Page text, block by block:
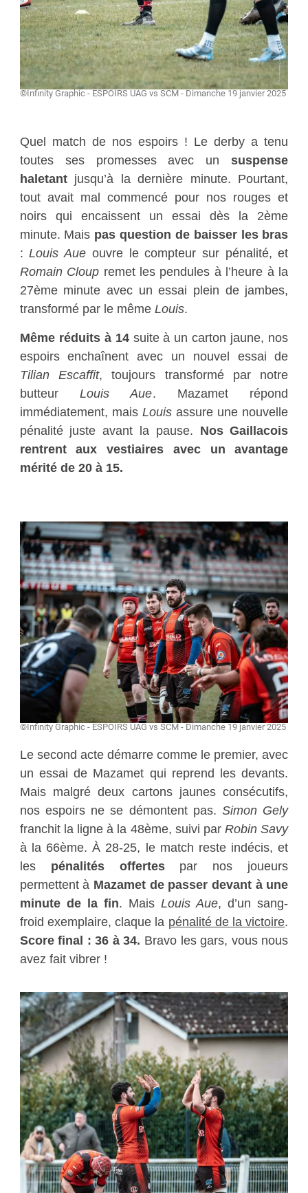
©Infinity Graphic - ESPOIRS UAG vs SCM - Dimanche 19 janvier 2025
Quel match de nos espoirs ! Le derby a tenu
toutes ses promesses avec unsuspense
haletantjusqu’à la dernière minute. Pourtant,
tout avait mal commencé pour nos rouges et
noirs qui encaissent un essai dès la 2ème
minute. Mais pas question de baisser les bras
:Louis Aue ouvre le compteur sur pénalité, et
Romain Cloup remet les pendules à l’heure à la
27ème minute avec un essai plein de jambes,
transformé par le même Louis.
Même réduits à 14suite à un carton jaune, nos
espoirs enchaînent avec un nouvel essai de
Tilian Escaffit, toujours transformé par notre
butteurLouis Aue. Mazamet répond
immédiatement, mais Louisassure une nouvelle
pénalité juste avant la pause. Nos Gaillacois
rentrent aux vestiaires avec un avantage
mérité de 20 à 15.
©Infinity Graphic - ESPOIRS UAG vs SCM - Dimanche 19 janvier 2025
Le second acte démarre comme le premier, avec
un essai de Mazamet qui reprend les devants.
Mais malgré deux cartons jaunes consécutifs,
nos espoirs ne se démontent pas.Simon Gely
franchit la ligne à la 48ème, suivi parRobin Savy
à la 66ème. À 28-25, le match reste indécis, et
les pénalités offertespar nos joueurs
permettent à Mazamet de passer devant à une
minute de la fin. MaisLouis Aue, d’un sang-
froid exemplaire, claque la pénalité de la victoire.
Score final : 36 à 34. Bravo les gars, vous nous
avez fait vibrer !